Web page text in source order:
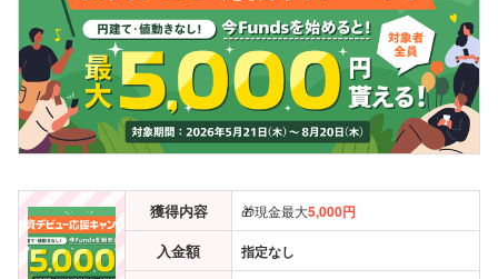
獲得内容 🎁現金最大5,000円
入金額 指定なし